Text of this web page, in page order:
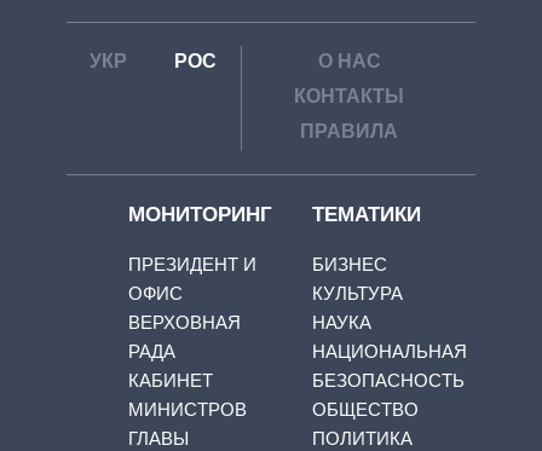
УКР РОС
О НАС
КОНТАКТЫ
ПРАВИЛА
МОНИТОРИНГ
ПРЕЗИДЕНТ И
ОФИС
ВЕРХОВНАЯ
РАДА
КАБИНЕТ
МИНИСТРОВ
ГЛАВЫ
ТЕМАТИКИ
БИЗНЕС
КУЛЬТУРА
НАУКА
НАЦИОНАЛЬНАЯ
БЕЗОПАСНОСТЬ
ОБЩЕСТВО
ПОЛИТИКА